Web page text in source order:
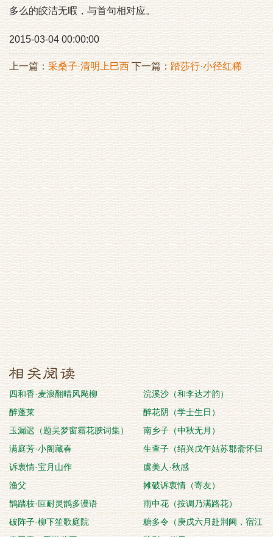
多么的皎洁无暇，与首句相对应。
2015-03-04 00:00:00
上一篇：采桑子·清明上巳西
湖好
下一篇：踏莎行·小径红稀
四和香·麦浪翻晴风飐柳
浣溪沙（和李达才韵）
醉蓬莱
醉花阴（学士生日）
玉漏迟（题吴梦窗霜花腴词集）
南乡子（中秋无月）
满庭芳·小阁藏春
生查子（绍兴戊午姑苏郡斋怀归
赋）
诉衷情·宝月山作
虞美人·秋感
渔父
摊破诉衷情（寄友）
鹊踏枝·叵耐灵鹊多谩语
雨中花（按调乃满路花）
破阵子·柳下笙歌庭院
糖多令（庚戌六月赴荆阃，宿江